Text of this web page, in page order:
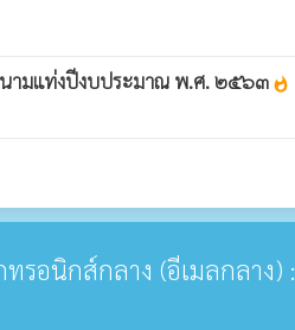
นามแท่งปีงบประมาณ พ.ศ. ๒๕๖๓ whatshot
รอนิกส์กลาง (อีเมลกลาง) :